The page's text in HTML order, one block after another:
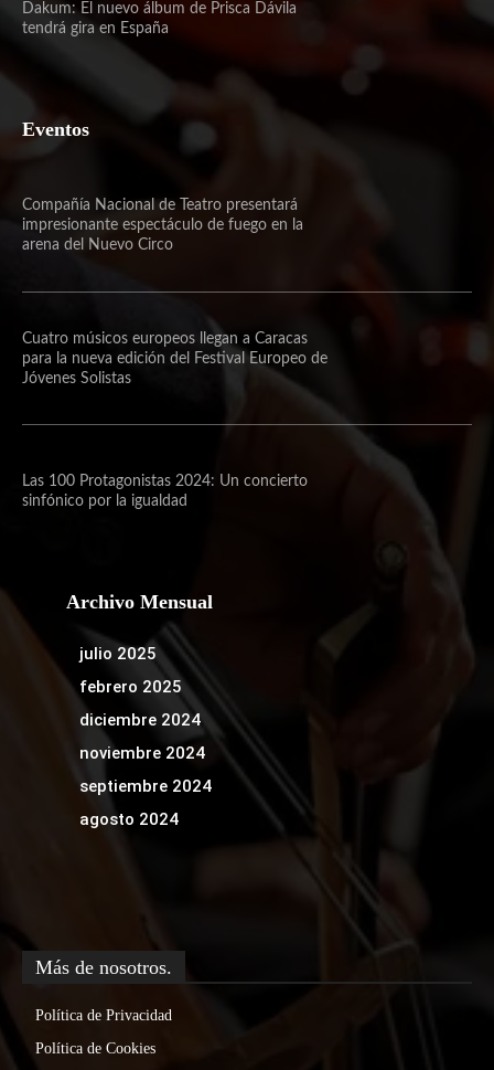
Dakum: El nuevo álbum de Prisca Dávila
tendrá gira en España
Eventos
Compañía Nacional de Teatro presentará
impresionante espectáculo de fuego en la
arena del Nuevo Circo
Cuatro músicos europeos llegan a Caracas
para la nueva edición del Festival Europeo de
Jóvenes Solistas
Las 100 Protagonistas 2024: Un concierto
sinfónico por la igualdad
Archivo Mensual
julio 2025
febrero 2025
diciembre 2024
noviembre 2024
septiembre 2024
agosto 2024
Más de nosotros.
Política de Privacidad
Política de Cookies